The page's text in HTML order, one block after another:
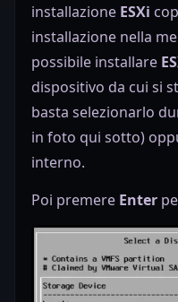
installazione ESXi
installazione nella
possibile installare
dispositivo da cui si
basta selezionarlo
in foto qui sotto)
interno.
Poi premere Enter